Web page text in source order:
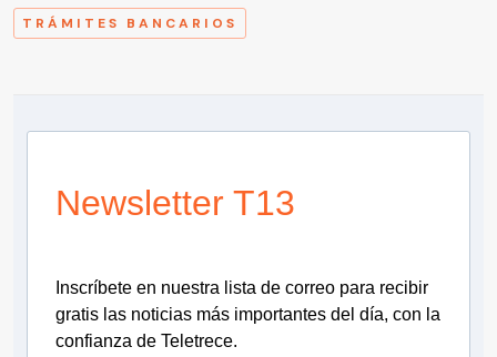
TRÁMITES BANCARIOS
Newsletter T13
Inscríbete en nuestra lista de correo para recibir
gratis las noticias más importantes del día, con la
confianza de Teletrece.